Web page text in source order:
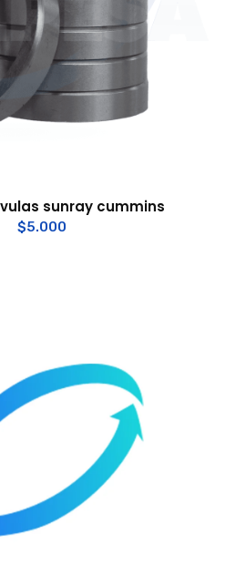
sunray cummins
$5.000